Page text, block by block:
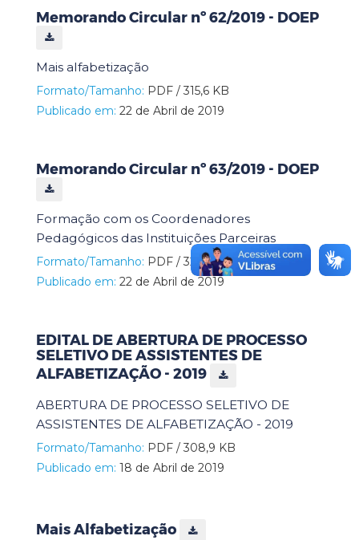
Memorando Circular nº 62/2019 - DOEP
Mais alfabetização
Formato/Tamanho: PDF / 315,6 KB
Publicado em: 22 de Abril de 2019
Memorando Circular nº 63/2019 - DOEP
Formação com os Coordenadores
Pedagógicos das Instituições Parceiras
Formato/Tamanho: PDF / 328,2 KB
Publicado em: 22 de Abril de 2019
EDITAL DE ABERTURA DE PROCESSO
SELETIVO DE ASSISTENTES DE
ALFABETIZAÇÃO - 2019
ABERTURA DE PROCESSO SELETIVO DE
ASSISTENTES DE ALFABETIZAÇÃO - 2019
Formato/Tamanho: PDF / 308,9 KB
Publicado em: 18 de Abril de 2019
Mais Alfabetização